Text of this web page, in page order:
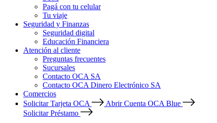
Pagá con tu celular
Tu viaje
Seguridad y Finanzas
Seguridad digital
Educación Financiera
Atención al cliente
Preguntas frecuentes
Sucursales
Contacto OCA SA
Contacto OCA Dinero Electrónico SA
Comercios
Solicitar Tarjeta OCA
Abrir Cuenta OCA Blue
Solicitar Préstamo